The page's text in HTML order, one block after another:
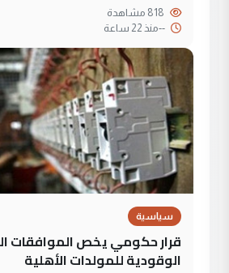
--منذ 22 ساعة
سياسية
قرار حكومي يخص الموافقات
الوقودية للمولدات الأهلية